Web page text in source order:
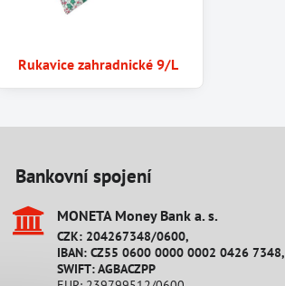
Rukavice zahradnické 9/L
Bankovní spojení
MONETA Money Bank a​. s​.
CZK: 204267348/0600,
IBAN: CZ55 0600 0000 0002 0426 7348,
SWIFT: AGBACZPP